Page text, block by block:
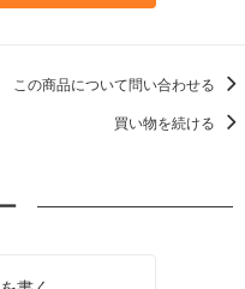
この商品について問い合わせる
買い物を続ける